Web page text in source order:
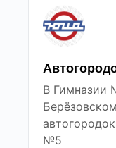
В Гимназии
№5